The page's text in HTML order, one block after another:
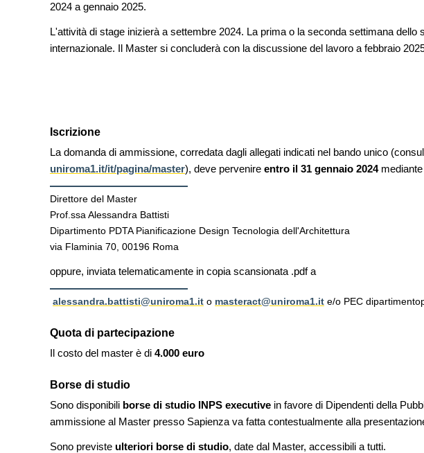
2024 a gennaio 2025.
L'attività di stage inizierà a settembre 2024. La prima o la seconda settimana
internazionale. Il Master si concluderà con la discussione del lavoro a febbraio
Iscrizione
La domanda di ammissione, corredata dagli allegati indicati nel bando unico
uniroma1.it/it/pagina/master), deve pervenire entro il 31 gennaio 2024mediante
Direttore del Master
Prof.ssa Alessandra Battisti
Dipartimento PDTA Pianificazione Design Tecnologia dell'Architettura
via Flaminia 70, 00196 Roma
oppure, inviata telematicamente in copia scansionata .pdf a
alessandra.battisti@uniroma1.it o masteract@uniroma1.it e/o PEC
Quota di partecipazione
Il costo del master è di 4.000 euro
Borse di studio
Sono disponibili borse di studio INPS executive in favore di Dipendenti della
ammissione al Master presso Sapienza va fatta contestualmente alla
Sono previste ulteriori borse di studio, date dal Master, accessibili a tutti.